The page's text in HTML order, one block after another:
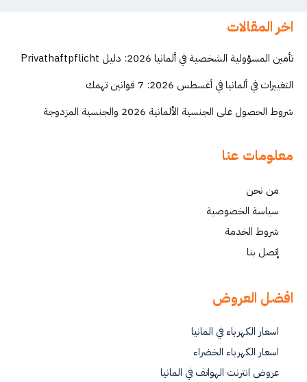
اخر المقالات
تأمين المسؤولية الشخصية في ألمانيا 2026: دليل Privathaftpflicht
التغييرات في ألمانيا في أغسطس 2026: 7 قوانين تهمك
شروط الحصول على الجنسية الألمانية 2026 والجنسية المزدوجة
معلومات عنا
من نحن
سياسة الخصوصية
شروط الخدمة
إتصل بنا
افضل العروض
اسعار الكهرباء في المانيا
اسعار الكهرباء الخضراء
عروض انترنت الهواتف في المانيا